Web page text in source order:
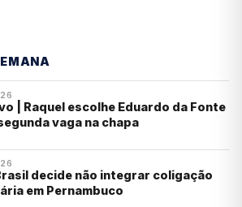
| Raquel escolhe Eduardo da Fonte
vaga na chapa
decide não integrar coligação
em Pernambuco